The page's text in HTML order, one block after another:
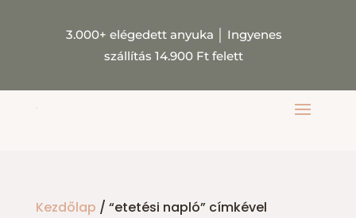
3.000+ elégedett anyuka
Ingyenes
szállítás 14.900 Ft felett
Kezdőlap / “etetési napló” címkével